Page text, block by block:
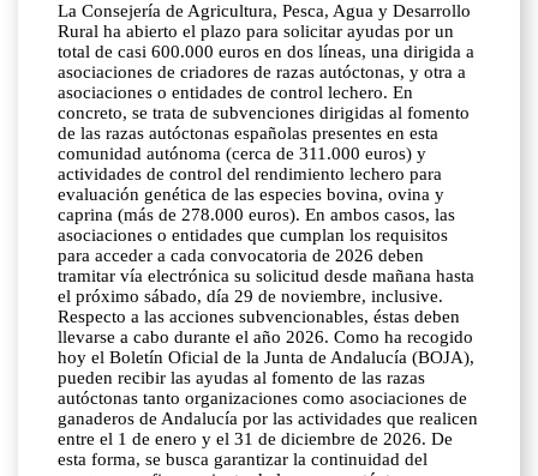
La Consejería de Agricultura, Pesca, Agua y Desarrollo
Rural ha abierto el plazo para solicitar ayudas por un
total de casi 600.000 euros en dos líneas, una dirigida a
asociaciones de criadores de razas autóctonas, y otra a
asociaciones o entidades de control lechero. En
concreto, se trata de subvenciones dirigidas al fomento
de las razas autóctonas españolas presentes en esta
comunidad autónoma (cerca de 311.000 euros) y
actividades de control del rendimiento lechero para
evaluación genética de las especies bovina, ovina y
caprina (más de 278.000 euros). En ambos casos, las
asociaciones o entidades que cumplan los requisitos
para acceder a cada convocatoria de 2026 deben
tramitar vía electrónica su solicitud desde mañana hasta
el próximo sábado, día 29 de noviembre, inclusive.
Respecto a las acciones subvencionables, éstas deben
llevarse a cabo durante el año 2026. Como ha recogido
hoy el Boletín Oficial de la Junta de Andalucía (BOJA),
pueden recibir las ayudas al fomento de las razas
autóctonas tanto organizaciones como asociaciones de
ganaderos de Andalucía por las actividades que realicen
entre el 1 de enero y el 31 de diciembre de 2026. De
esta forma, se busca garantizar la continuidad del